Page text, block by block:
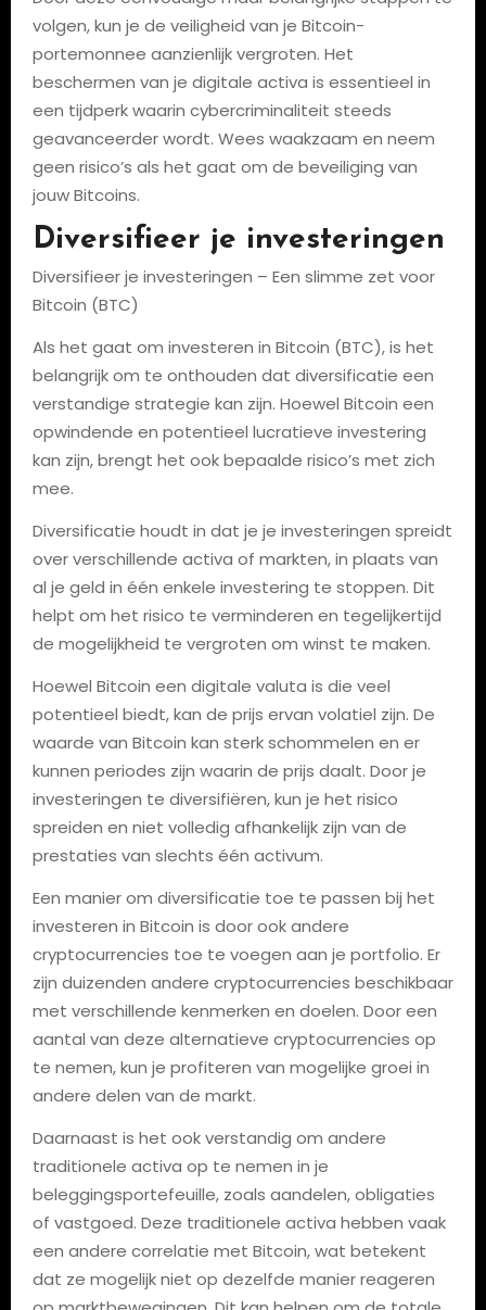
volgen, kun je de veiligheid van je Bitcoin-
portemonnee aanzienlijk vergroten. Het
beschermen van je digitale activa is essentieel in
een tijdperk waarin cybercriminaliteit steeds
geavanceerder wordt. Wees waakzaam en neem
geen risico’s als het gaat om de beveiliging van
jouw Bitcoins.
Diversifieer je investeringen
Diversifieer je investeringen – Een slimme zet voor
Bitcoin (BTC)
Als het gaat om investeren in Bitcoin (BTC), is het
belangrijk om te onthouden dat diversificatie een
verstandige strategie kan zijn. Hoewel Bitcoin een
opwindende en potentieel lucratieve investering
kan zijn, brengt het ook bepaalde risico’s met zich
mee.
Diversificatie houdt in dat je je investeringen spreidt
over verschillende activa of markten, in plaats van
al je geld in één enkele investering te stoppen. Dit
helpt om het risico te verminderen en tegelijkertijd
de mogelijkheid te vergroten om winst te maken.
Hoewel Bitcoin een digitale valuta is die veel
potentieel biedt, kan de prijs ervan volatiel zijn. De
waarde van Bitcoin kan sterk schommelen en er
kunnen periodes zijn waarin de prijs daalt. Door je
investeringen te diversifiëren, kun je het risico
spreiden en niet volledig afhankelijk zijn van de
prestaties van slechts één activum.
Een manier om diversificatie toe te passen bij het
investeren in Bitcoin is door ook andere
cryptocurrencies toe te voegen aan je portfolio. Er
zijn duizenden andere cryptocurrencies beschikbaar
met verschillende kenmerken en doelen. Door een
aantal van deze alternatieve cryptocurrencies op
te nemen, kun je profiteren van mogelijke groei in
andere delen van de markt.
Daarnaast is het ook verstandig om andere
traditionele activa op te nemen in je
beleggingsportefeuille, zoals aandelen, obligaties
of vastgoed. Deze traditionele activa hebben vaak
een andere correlatie met Bitcoin, wat betekent
dat ze mogelijk niet op dezelfde manier reageren